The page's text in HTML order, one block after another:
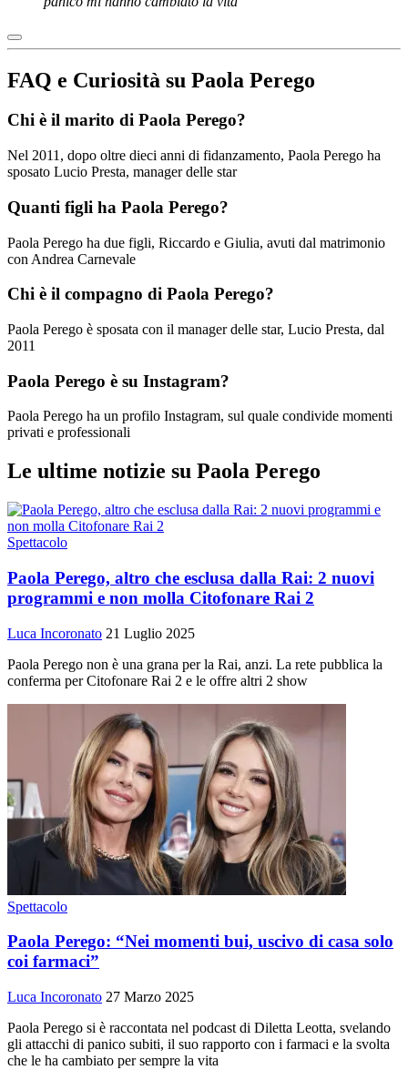
FAQ e Curiosità su Paola Perego
Chi è il marito di Paola Perego?
Nel 2011, dopo oltre dieci anni di fidanzamento, Paola Perego ha
sposato Lucio Presta, manager delle star
Quanti figli ha Paola Perego?
Paola Perego ha due figli, Riccardo e Giulia, avuti dal matrimonio
con Andrea Carnevale
Chi è il compagno di Paola Perego?
Paola Perego è sposata con il manager delle star, Lucio Presta, dal
2011
Paola Perego è su Instagram?
Paola Perego ha un profilo Instagram, sul quale condivide momenti
privati e professionali
Le ultime notizie su Paola Perego
Spettacolo
Paola Perego, altro che esclusa dalla Rai: 2 nuovi
programmi e non molla Citofonare Rai 2
Luca Incoronato 21 Luglio 2025
Paola Perego non è una grana per la Rai, anzi. La rete pubblica la
conferma per Citofonare Rai 2 e le offre altri 2 show
Spettacolo
Paola Perego: “Nei momenti bui, uscivo di casa solo
coi farmaci”
Luca Incoronato 27 Marzo 2025
Paola Perego si è raccontata nel podcast di Diletta Leotta, svelando
gli attacchi di panico subiti, il suo rapporto con i farmaci e la svolta
che le ha cambiato per sempre la vita